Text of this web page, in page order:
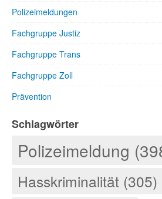
Polizeimeldungen
Fachgruppe Justiz
Fachgruppe Trans
Fachgruppe Zoll
Prävention
Schlagwörter
Polizeimeldung
Hasskriminalität (305)